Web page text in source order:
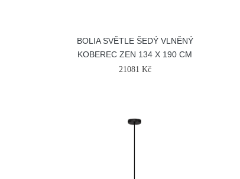
BOLIA SVĚTLE ŠEDÝ VLNĚNÝ
KOBEREC ZEN 134 X 190 CM
21081 Kč